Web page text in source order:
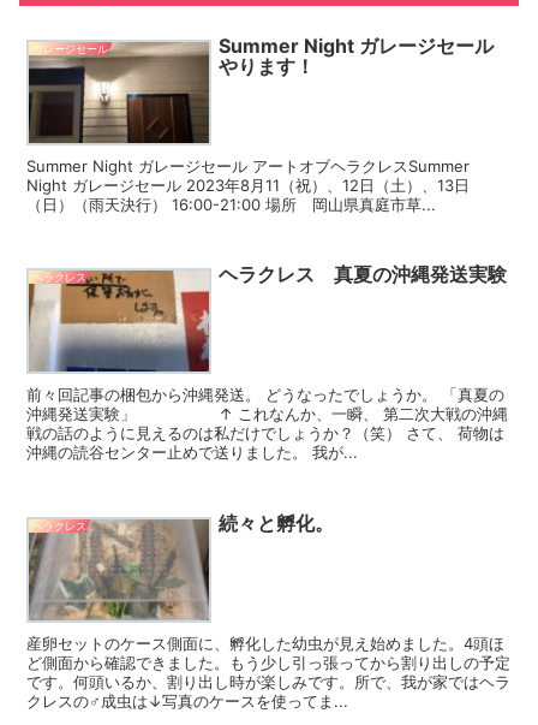
ガレージセール
Summer Night ガレージセール
やります！
Summer Night ガレージセール アートオブヘラクレスSummer
Night ガレージセール 2023年8月11（祝）、12日（土）、13日
（日）（雨天決行） 16:00-21:00 場所 岡山県真庭市草...
ヘラクレス ヘラクレス 真夏の沖縄発送実験
前々回記事の梱包から沖縄発送。 どうなったでしょうか。 「真夏の
沖縄発送実験」 ↑ これなんか、一瞬、 第二次大戦の沖縄
戦の話のように見えるのは私だけでしょうか？（笑） さて、 荷物は
沖縄の読谷センター止めで送りました。 我が...
ヘラクレス 続々と孵化。
産卵セットのケース側面に、孵化した幼虫が見え始めました。4頭ほ
ど側面から確認できました。もう少し引っ張ってから割り出しの予定
です。何頭いるか、割り出し時が楽しみです。所で、我が家ではヘラ
クレスの♂成虫は↓写真のケースを使ってま...